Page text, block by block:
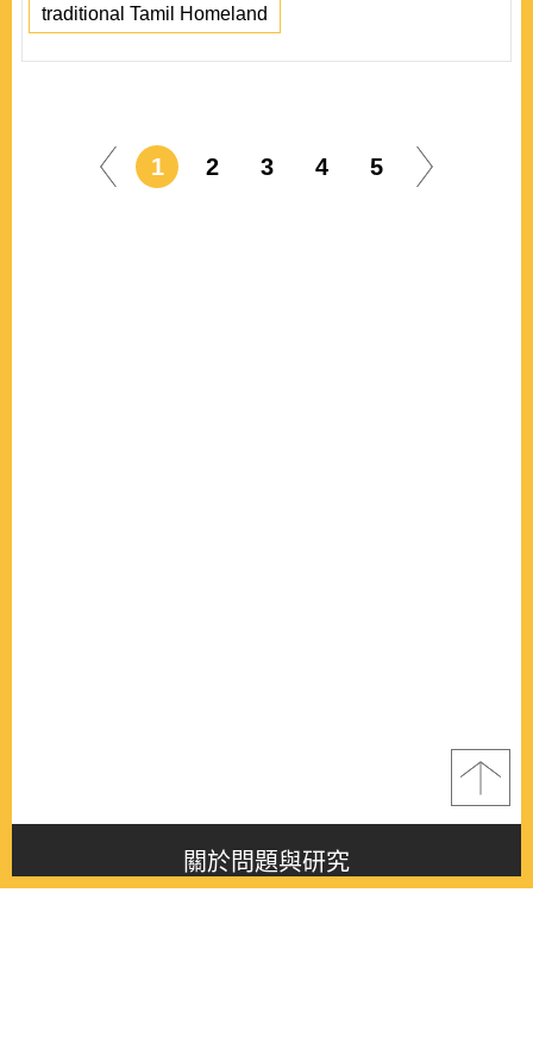
traditional Tamil Homeland
1 2 3 4 5
關於問題與研究
About this journal